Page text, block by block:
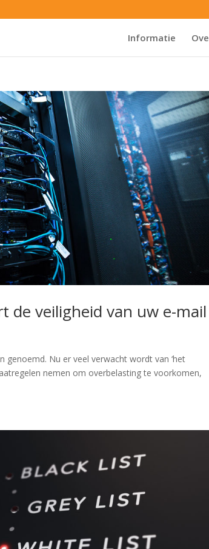
Informatie
de veiligheid van uw e-mail
genoemd. Nu er veel verwacht wordt van ‘het
nemen om overbelasting te voorkomen,